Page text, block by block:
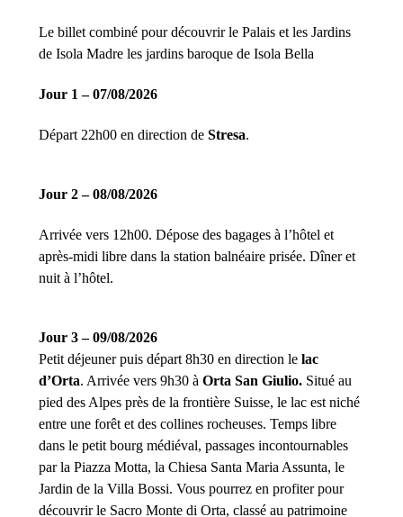
Le billet combiné pour découvrir le Palais et les Jardins
de Isola Madre les jardins baroque de Isola Bella
Jour 1 – 07/08/2026
Départ 22h00 en direction de Stresa.
Jour 2 – 08/08/2026
Arrivée vers 12h00. Dépose des bagages à l’hôtel et
après-midi libre dans la station balnéaire prisée. Dîner et
nuit à l’hôtel.
Jour 3 – 09/08/2026
Petit déjeuner puis départ 8h30 en direction le lac
d’Orta. Arrivée vers 9h30 à Orta San Giulio. Situé au
pied des Alpes près de la frontière Suisse, le lac est niché
entre une forêt et des collines rocheuses. Temps libre
dans le petit bourg médiéval, passages incontournables
par la Piazza Motta, la Chiesa Santa Maria Assunta, le
Jardin de la Villa Bossi. Vous pourrez en profiter pour
découvrir le Sacro Monte di Orta, classé au patrimoine